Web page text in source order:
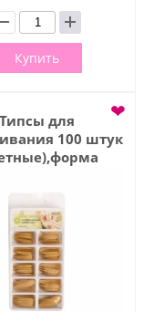
Купить
Типсы для
100 штук
❤